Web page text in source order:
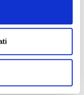
e la
all’adempimento
di modificarsi